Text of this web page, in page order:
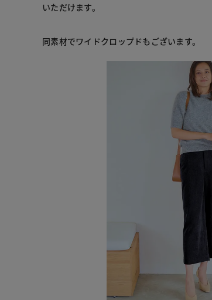
いただけます。
同素材でワイドクロップドもございます。